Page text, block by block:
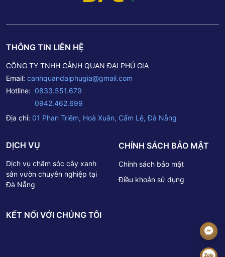
THÔNG TIN LIÊN HỆ
CÔNG TY TNHH CẢNH QUAN ĐẠI PHÚ GIA
Email: canhquandaiphugia@gmail.com
Hotline: 0833.551.679
0942.462.699
Địa chỉ: 01 Phan Triêm, Hoà Xuân, Cẩm Lệ, Đà Nẵng
DỊCH VỤ
Dịch vụ chăm sóc cây xanh
sân vườn chuyên nghiệp tại
Đà Nẵng
CHÍNH SÁCH BẢO MẬT
Chính sách bảo mật
Điều khoản sử dụng
KẾT NỐI VỚI CHÚNG TÔI